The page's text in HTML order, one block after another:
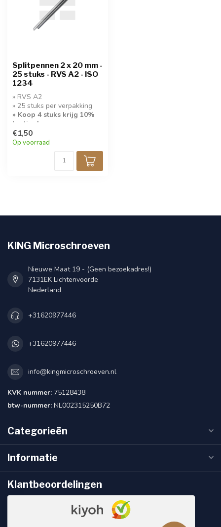
Splitpennen 2 x 20 mm -
25 stuks - RVS A2 - ISO
1234
» RVS A2
» 25 stuks per verpakking
» Koop 4 stuks krijg 10%
korting!
€1,50
Op voorraad
KING Microschroeven
Nieuwe Maat 19 - (Geen bezoekadres!)
7131EK Lichtenvoorde
Nederland
+31620977446
+31620977446
info@kingmicroschroeven.nl
KVK nummer: 75128438
btw-nummer: NL002315250B72
Categorieën
Informatie
Klantbeoordelingen